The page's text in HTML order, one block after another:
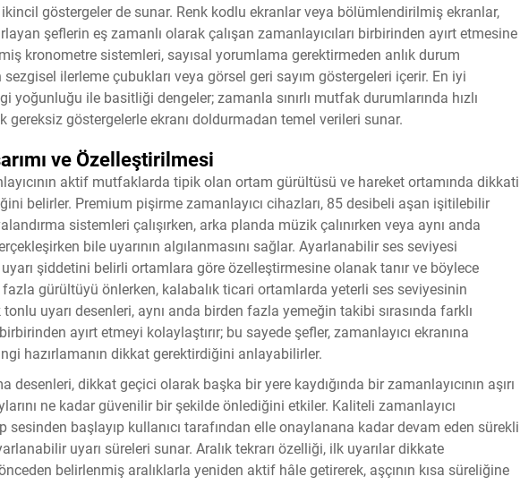
ikincil göstergeler de sunar. Renk kodlu ekranlar veya bölümlendirilmiş ekranlar,
şeflerin eş zamanlı olarak çalışan zamanlayıcıları birbirinden ayırt etmesine
kronometre sistemleri, sayısal yorumlama gerektirmeden anlık durum
ilerleme çubukları veya görsel geri sayım göstergeleri içerir. En iyi
yoğunluğu ile basitliği dengeler; zamanla sınırlı mutfak durumlarında hızlı
gereksiz göstergelerle ekranı doldurmadan temel verileri sunar.
ve Özelleştirilmesi
aktif mutfaklarda tipik olan ortam gürültüsü ve hareket ortamında dikkati
belirler. Premium pişirme zamanlayıcı cihazları, 85 desibeli aşan işitilebilir
sistemleri çalışırken, arka planda müzik çalınırken veya aynı anda
bile uyarının algılanmasını sağlar. Ayarlanabilir ses seviyesi
uyarı şiddetini belirli ortamlara göre özelleştirmesine olanak tanır ve böylece
gürültüyü önlerken, kalabalık ticari ortamlarda yeterli ses seviyesinin
tonlu uyarı desenleri, aynı anda birden fazla yemeğin takibi sırasında farklı
ayırt etmeyi kolaylaştırır; bu sayede şefler, zamanlayıcı ekranına
hazırlamanın dikkat gerektirdiğini anlayabilirler.
desenleri, dikkat geçici olarak başka bir yere kaydığında bir zamanlayıcının aşırı
ne kadar güvenilir bir şekilde önlediğini etkiler. Kaliteli zamanlayıcı
sesinden başlayıp kullanıcı tarafından elle onaylanana kadar devam eden sürekli
uyarı süreleri sunar. Aralık tekrarı özelliği, ilk uyarılar dikkate
önceden belirlenmiş aralıklarla yeniden aktif hâle getirerek, aşçının kısa süreliğine